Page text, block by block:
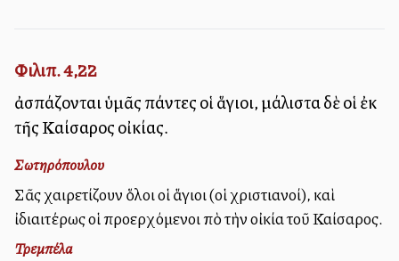
Φιλιπ. 4,22
ἀσπάζονται ὑμᾶς πάντες οἱ ἅγιοι, μάλιστα δὲ οἱ ἐκ
τῆς Καίσαρος οἰκίας.
Σωτηρόπουλου
Σᾶς χαιρετίζουν ὅλοι οἱ ἅγιοι (οἱ χριστιανοί), καὶ
ἰδιαιτέρως οἱ προερχόμενοι ἀπὸ τὴν οἰκία τοῦ Καίσαρος.
Τρεμπέλα